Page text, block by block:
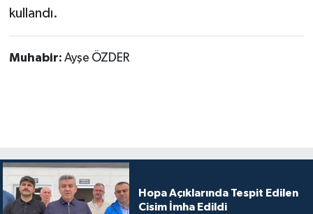
kullandı.
Muhabir: Ayşe ÖZDER
Hopa Açıklarında Tespit Edilen
Cisim İmha Edildi